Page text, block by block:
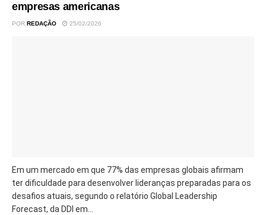
empresas americanas
POR REDAÇÃO 25/02/2026
Em um mercado em que 77% das empresas globais afirmam
ter dificuldade para desenvolver lideranças preparadas para os
desafios atuais, segundo o relatório Global Leadership
Forecast, da DDI em...